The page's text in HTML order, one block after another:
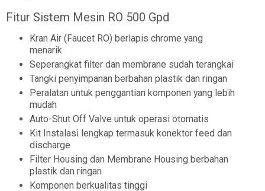
Fitur Sistem Mesin RO 500 Gpd
Kran Air (Faucet RO) berlapis chrome yang
menarik
Seperangkat filter dan membrane sudah terangkai
Tangki penyimpanan berbahan plastik dan ringan
Peralatan untuk penggantian komponen yang lebih
mudah
Auto-Shut Off Valve untuk operasi otomatis
Kit Instalasi lengkap termasuk konektor feed dan
discharge
Filter Housing dan Membrane Housing berbahan
plastik dan ringan
Komponen berkualitas tinggi